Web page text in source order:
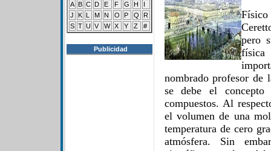
A B C D E F G H
I
J
K L M N O P Q
R
S T U V W X Y Z #
Publicidad
pero
física
nombrado profesor de
se debe el
compuestos. Al
el volumen de una
temperatura de cero
atmósfera. Sin